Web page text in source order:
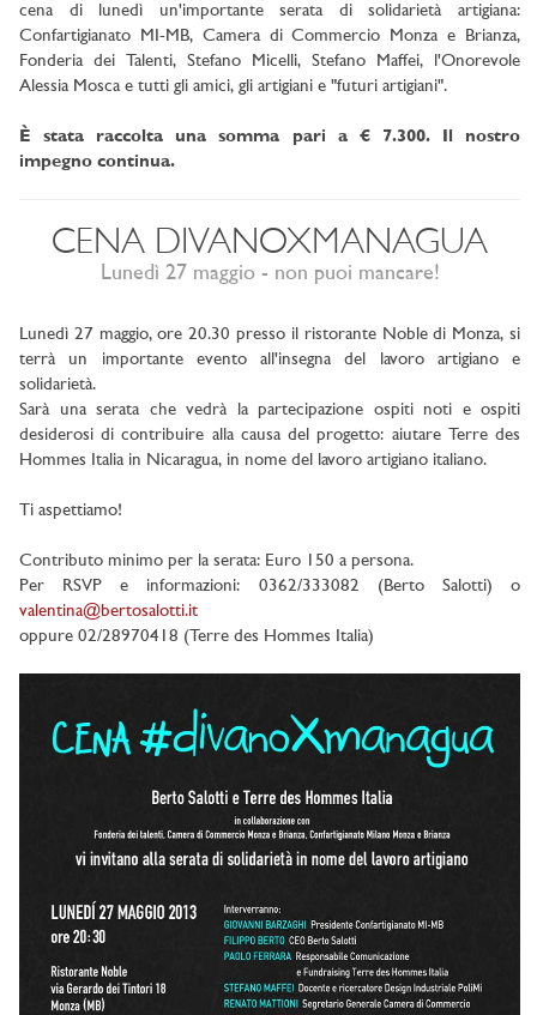
cena di lunedì un'importante serata di solidarietà artigiana:
Confartigianato MI-MB, Camera di Commercio Monza e Brianza,
Fonderia dei Talenti, Stefano Micelli, Stefano Maffei, l'Onorevole
Alessia Mosca e tutti gli amici, gli artigiani e "futuri artigiani".
È stata raccolta una somma pari a € 7.300. Il nostro
impegno continua.
CENA DIVANOXMANAGUA
Lunedì 27 maggio - non puoi mancare!
Lunedì 27 maggio, ore 20.30 presso il ristorante Noble di Monza, si
terrà un importante evento all'insegna del lavoro artigiano e
solidarietà.
Sarà una serata che vedrà la partecipazione ospiti noti e ospiti
desiderosi di contribuire alla causa del progetto: aiutare Terre des
Hommes Italia in Nicaragua, in nome del lavoro artigiano italiano.
Ti aspettiamo!
Contributo minimo per la serata: Euro 150 a persona.
Per RSVP e informazioni: 0362/333082 (Berto Salotti) o
valentina@bertosalotti.it
oppure 02/28970418 (Terre des Hommes Italia)